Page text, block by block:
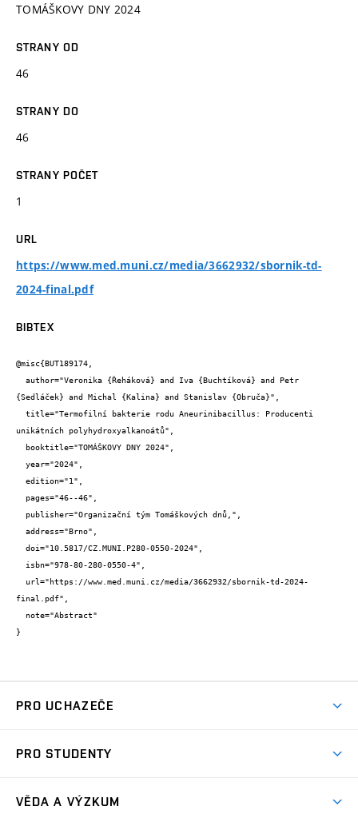
TOMÁŠKOVY DNY 2024
STRANY OD
46
STRANY DO
46
STRANY POČET
1
URL
https://www.med.muni.cz/media/3662932/sbornik-td-
2024-final.pdf
BIBTEX
@misc{BUT189174,
{Sedláček} and Michal {Kalina} and Stanislav {Obruča}",
unikátních polyhydroxyalkanoátů",
final.pdf",
}
PRO UCHAZEČE
Jak se dostat na FCH
PRO STUDENTY
VĚDA A VÝZKUM